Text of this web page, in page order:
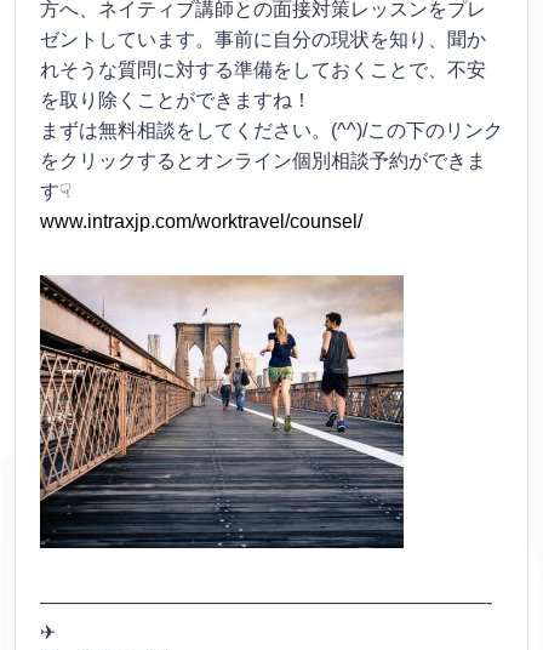
方へ、ネイティブ講師との面接対策レッスンをプレ
ゼントしています。事前に自分の現状を知り、聞か
れそうな質問に対する準備をしておくことで、不安
を取り除くことができますね！
まずは無料相談をしてください。(^^)/この下のリンク
をクリックするとオンライン個別相談予約ができま
す☟
www.intraxjp.com/worktravel/counsel/
———————————————————————-
✈